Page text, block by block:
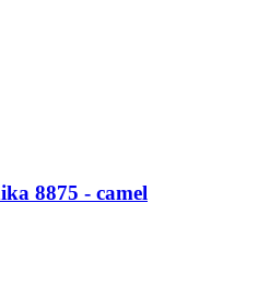
8875 - camel